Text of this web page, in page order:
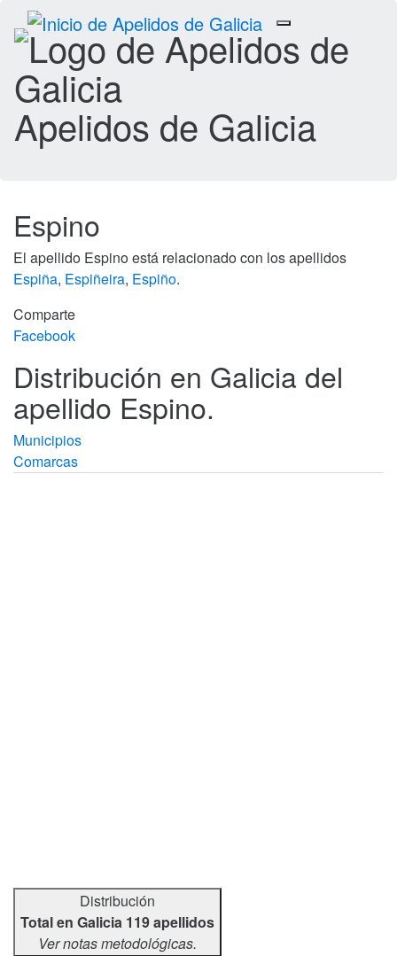
Toggle
navigation
Apelidos de Galicia
Espino
El apellido Espino está relacionado con los apellidos
Espiña, Espiñeira, Espiño.
Comparte
Facebook
Distribución en Galicia del
apellido Espino.
Municipios
Comarcas
Distribución
Total en Galicia 119 apellidos
Ver notas metodológicas.